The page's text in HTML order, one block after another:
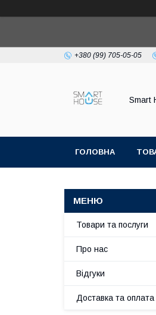
+380 (99) 705-05-05
Smart
ГОЛОВНА
Товари та послуги
Про нас
Відгуки
Доставка та оплата